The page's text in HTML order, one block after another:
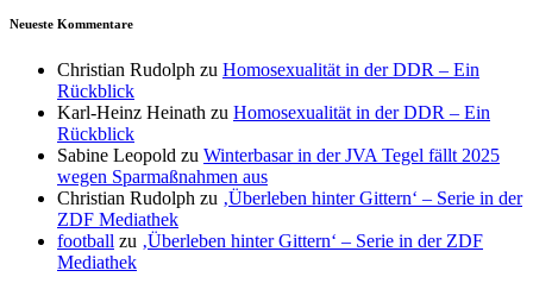
Neueste Kommentare
Christian Rudolph zu Homosexualität in der DDR – Ein
Rückblick
Karl-Heinz Heinath zu Homosexualität in der DDR – Ein
Rückblick
Sabine Leopold zu Winterbasar in der JVA Tegel fällt 2025
wegen Sparmaßnahmen aus
Christian Rudolph zu ‚Überleben hinter Gittern‘ – Serie in der
ZDF Mediathek
football zu ‚Überleben hinter Gittern‘ – Serie in der ZDF
Mediathek